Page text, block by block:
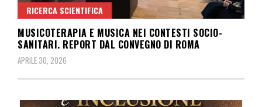
RICERCA SCIENTIFICA
MUSICOTERAPIA E MUSICA NEI CONTESTI SOCIO-
SANITARI. REPORT DAL CONVEGNO DI ROMA
APRILE 30, 2026